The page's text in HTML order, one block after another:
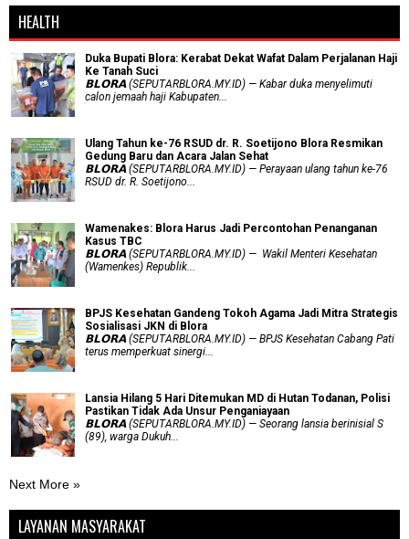
HEALTH
Duka Bupati Blora: Kerabat Dekat Wafat Dalam Perjalanan Haji
Ke Tanah Suci
𝗕𝗟𝗢𝗥𝗔 (SEPUTARBLORA.MY.ID) — Kabar duka menyelimuti
calon jemaah haji Kabupaten...
Ulang Tahun ke-76 RSUD dr. R. Soetijono Blora Resmikan
Gedung Baru dan Acara Jalan Sehat
𝗕𝗟𝗢𝗥𝗔 (SEPUTARBLORA.MY.ID) — Perayaan ulang tahun ke-76
RSUD dr. R. Soetijono...
Wamenakes: Blora Harus Jadi Percontohan Penanganan
Kasus TBC
𝗕𝗟𝗢𝗥𝗔 (SEPUTARBLORA.MY.ID) — Wakil Menteri Kesehatan
(Wamenkes) Republik...
BPJS Kesehatan Gandeng Tokoh Agama Jadi Mitra Strategis
Sosialisasi JKN di Blora
𝗕𝗟𝗢𝗥𝗔 (SEPUTARBLORA.MY.ID) — BPJS Kesehatan Cabang Pati
terus memperkuat sinergi...
Lansia Hilang 5 Hari Ditemukan MD di Hutan Todanan, Polisi
Pastikan Tidak Ada Unsur Penganiayaan
𝗕𝗟𝗢𝗥𝗔 (SEPUTARBLORA.MY.ID) — Seorang lansia berinisial S
(89), warga Dukuh...
Next More »
LAYANAN MASYARAKAT